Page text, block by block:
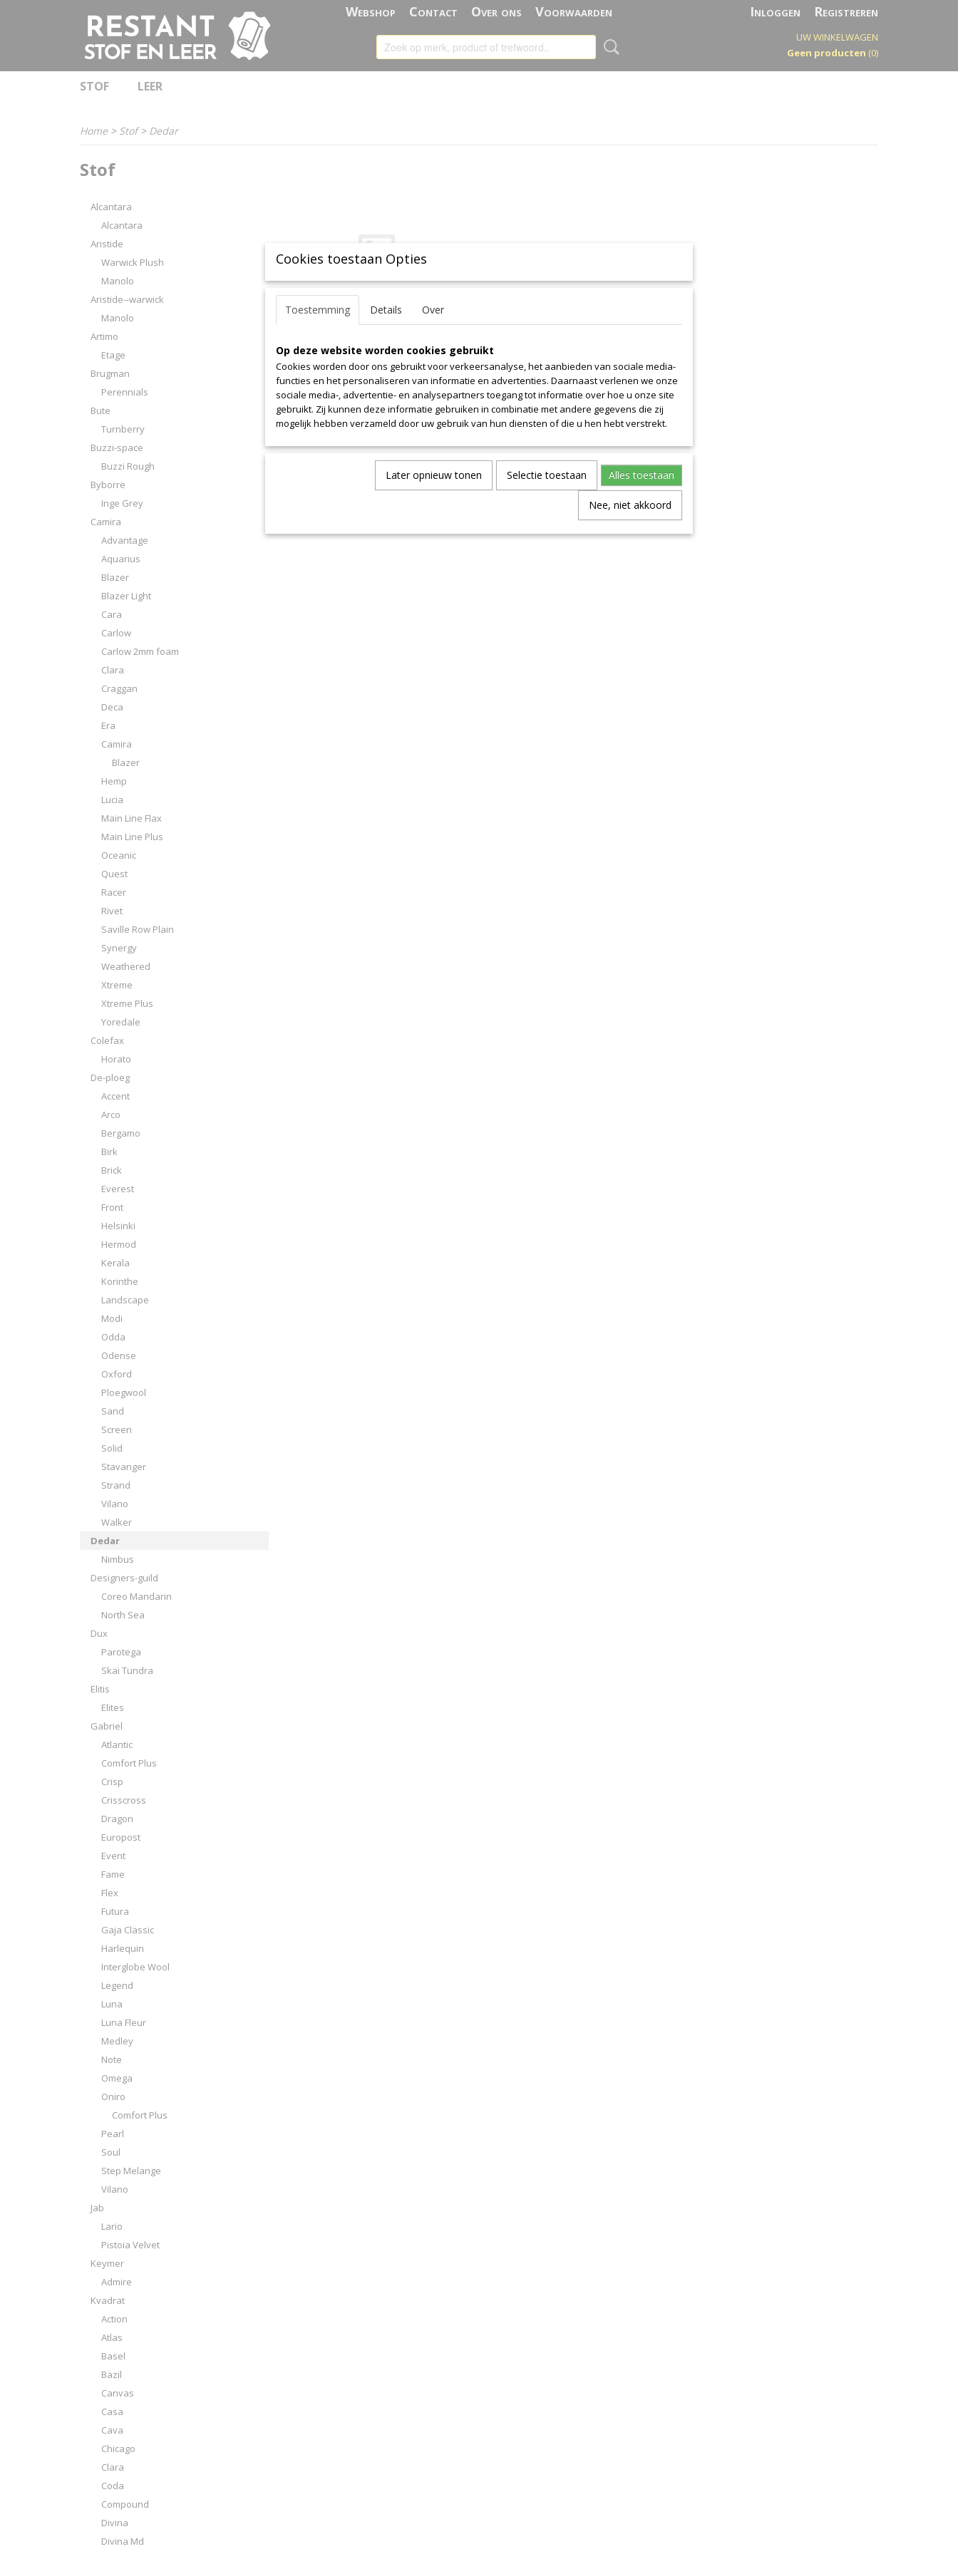
Webshop Contact Over ons Voorwaarden Inloggen Registreren
UW WINKELWAGEN
Geen producten (0)
STOF LEER
Home> Stof> Dedar
Stof
Alcantara
Alcantara
Aristide
Warwick Plush
Manolo
Aristide--warwick
Manolo
Artimo
Etage
Brugman
Perennials
Bute
Turnberry
Buzzi-space
Buzzi Rough
Byborre
Inge Grey
Camira
Advantage
Aquarius
Blazer
Blazer Light
Cara
Carlow
Carlow 2mm foam
Clara
Craggan
Deca
Era
Camira
Blazer
Hemp
Lucia
Main Line Flax
Main Line Plus
Oceanic
Quest
Racer
Rivet
Saville Row Plain
Synergy
Weathered
Xtreme
Xtreme Plus
Yoredale
Colefax
Horato
De-ploeg
Accent
Arco
Bergamo
Birk
Brick
Everest
Front
Helsinki
Hermod
Kerala
Korinthe
Landscape
Modi
Odda
Odense
Oxford
Ploegwool
Sand
Screen
Solid
Stavanger
Strand
Vilano
Walker
Dedar
Nimbus
Designers-guild
Coreo Mandarin
North Sea
Dux
Parotega
Skai Tundra
Elitis
Elites
Gabriel
Atlantic
Comfort Plus
Crisp
Crisscross
Dragon
Europost
Event
Fame
Flex
Futura
Gaja Classic
Harlequin
Interglobe Wool
Legend
Luna
Luna Fleur
Medley
Note
Omega
Oniro
Comfort Plus
Pearl
Soul
Step Melange
Vilano
Jab
Lario
Pistoia Velvet
Keymer
Admire
Kvadrat
Action
Atlas
Basel
Bazil
Canvas
Casa
Cava
Chicago
Clara
Coda
Compound
Divina
Divina Md
Cookies toestaan Opties
Toestemming Details Over
Op deze website worden cookies gebruikt
Cookies worden door ons gebruikt voor verkeersanalyse, het aanbieden van sociale media-
functies en het personaliseren van informatie en advertenties. Daarnaast verlenen we onze
sociale media-, advertentie- en analysepartners toegang tot informatie over hoe u onze site
gebruikt. Zij kunnen deze informatie gebruiken in combinatie met andere gegevens die zij
mogelijk hebben verzameld door uw gebruik van hun diensten of die u hen hebt verstrekt.
Later opnieuw tonen Selectie toestaan Alles toestaan
Nee, niet akkoord